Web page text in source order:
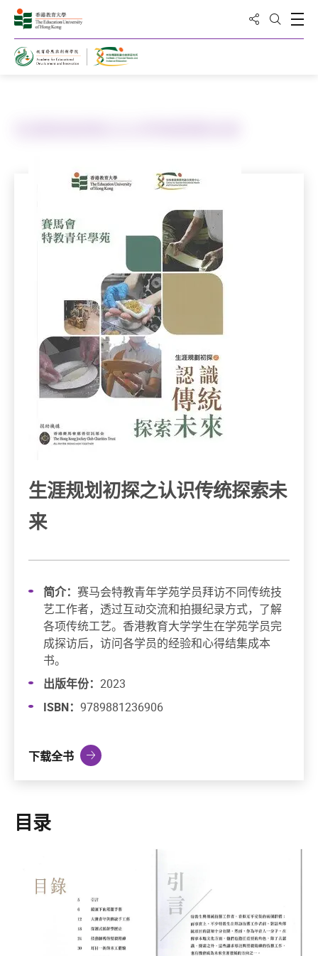
分享到打开搜
打
生涯规划初探之认识传统探索未
来
简介： 赛马会特教青年学苑学员拜访不同传统技
艺工作者，透过互动交流和拍摄纪录方式，了解
各项传统工艺。香港教育大学学生在学苑学员完
成探访后，访问各学员的经验和心得结集成本
书。
出版年份： 2023
ISBN： 9789881236906
下载全书
目录